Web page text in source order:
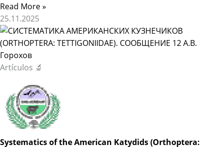
Read More »
25.11.2025
Artículos 🔬
Systematics of the American Katydids (Orthoptera: